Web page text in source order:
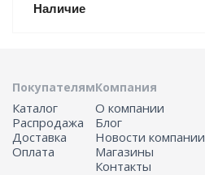
Наличие
Покупателям
Каталог
Распродажа
Доставка
Оплата
Компания
О компании
Блог
Новости компании
Магазины
Контакты